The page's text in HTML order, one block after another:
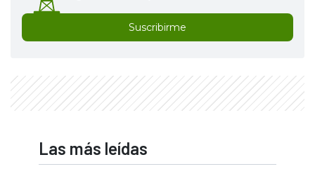
Suscribirme
Las más leídas